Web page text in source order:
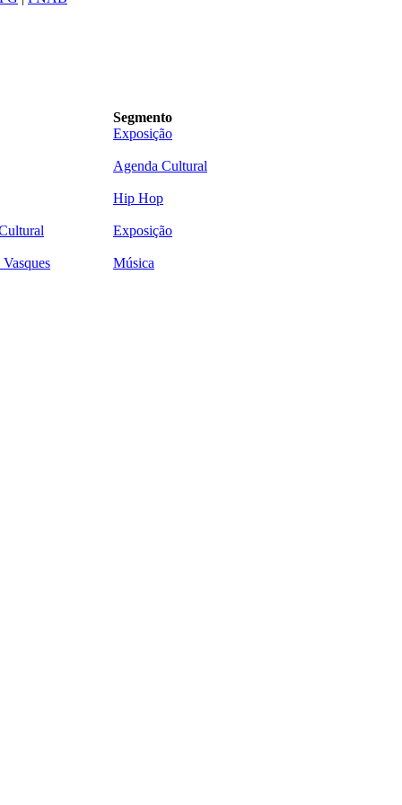
Segmento
Exposição
Agenda Cultural
Hip Hop
Exposição
Música